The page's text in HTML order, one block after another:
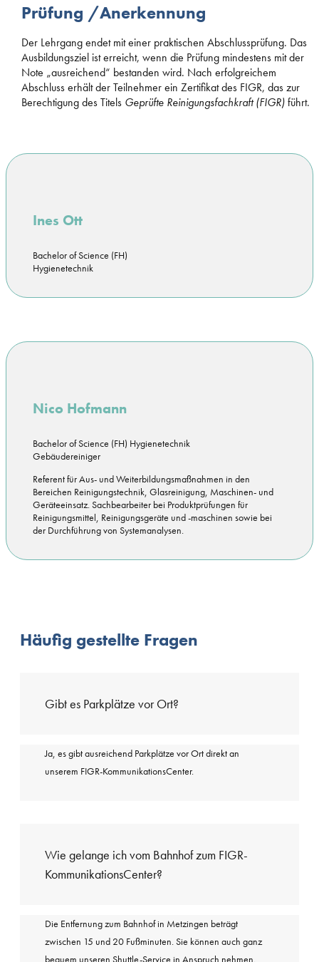
Prüfung /Anerkennung
Der Lehrgang endet mit einer praktischen Abschlussprüfung. Das
Ausbildungsziel ist erreicht, wenn die Prüfung mindestens mit der
Note „ausreichend“ bestanden wird. Nach erfolgreichem
Abschluss erhält der Teilnehmer ein Zertifikat des FIGR, das zur
Berechtigung des Titels Geprüfte Reinigungsfachkraft (FIGR)führt.
Ines Ott
Bachelor of Science (FH)
Hygienetechnik
Nico Hofmann
Bachelor of Science (FH) Hygienetechnik
Gebäudereiniger
Referent für Aus- und Weiterbildungsmaßnahmen in den
Bereichen Reinigungstechnik, Glasreinigung, Maschinen- und
Geräteeinsatz. Sachbearbeiter bei Produktprüfungen für
Reinigungsmittel, Reinigungsgeräte und -maschinen sowie bei
der Durchführung von Systemanalysen.
Häufig gestellte Fragen
Gibt es Parkplätze vor Ort?
Ja, es gibt ausreichend Parkplätze vor Ort direkt an
unserem FIGR-KommunikationsCenter.
Wie gelange ich vom Bahnhof zum FIGR-
KommunikationsCenter?
Die Entfernung zum Bahnhof in Metzingen beträgt
zwischen 15 und 20 Fußminuten. Sie können auch ganz
bequem unseren Shuttle-Service in Anspruch nehmen.